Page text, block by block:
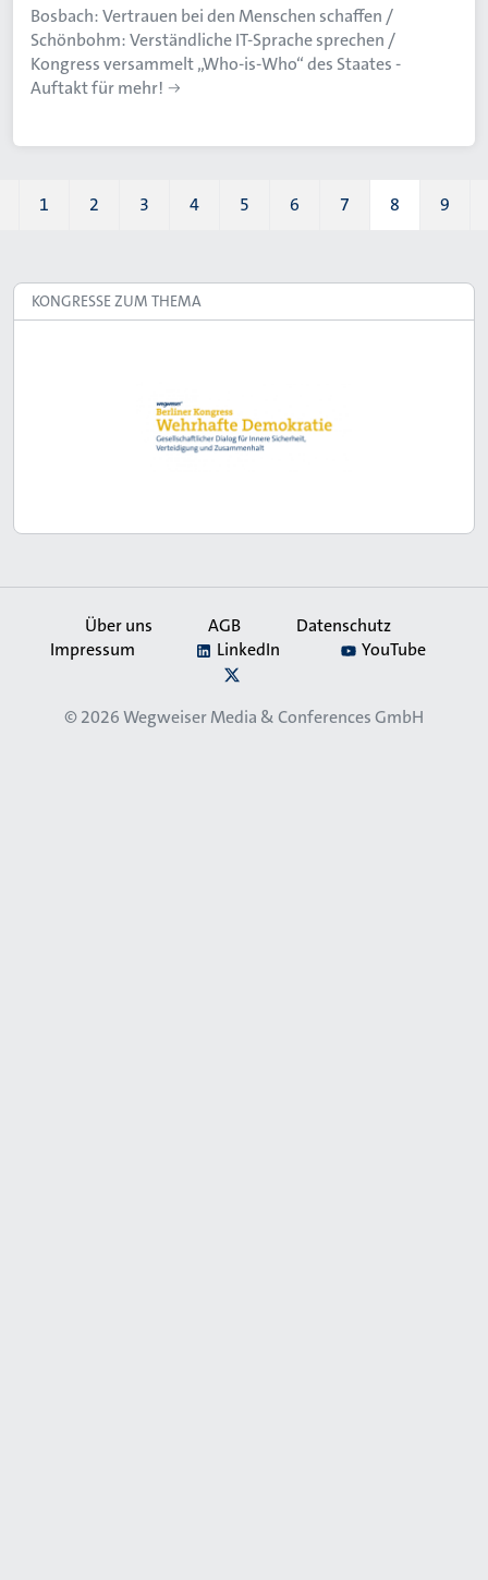
Bosbach: Vertrauen bei den Menschen schaffen /
Schönbohm: Verständliche IT-Sprache sprechen /
Kongress versammelt „Who-is-Who“ des Staates -
Auftakt für mehr!
Page
1
Page
2
Page
3
Page
4
Page
5
Page
6
Page
7
Aktuelle
8 9
KONGRESSE ZUM THEMA
Secondary
Über uns AGB
Datenschutz
Impressum
LinkedIn
YouTube
© 2026Wegweiser Media & Conferences GmbH